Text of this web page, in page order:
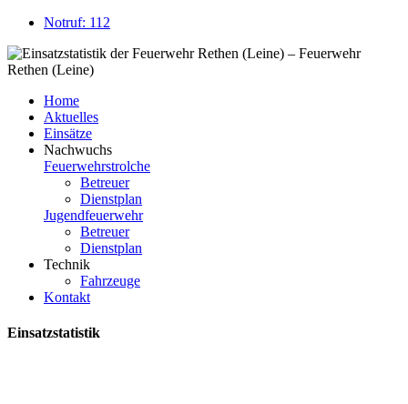
Notruf: 112
Home
Aktuelles
Einsätze
Nachwuchs
Feuerwehrstrolche
Betreuer
Dienstplan
Jugendfeuerwehr
Betreuer
Dienstplan
Technik
Fahrzeuge
Kontakt
Einsatzstatistik